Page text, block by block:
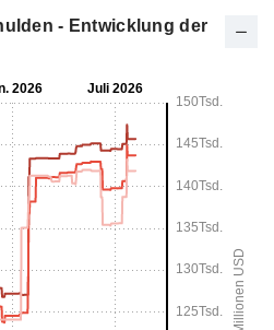
- Entwicklung der